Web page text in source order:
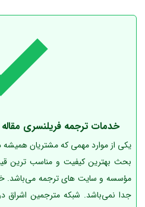
خدمات ترجمه فریلنسری
یکی از موارد مهمی که مشتریان
بحث بهترین کیفیت و مناسب ترین
مؤسسه و سایت های ترجمه می‌باشد.
جدا نمی‌باشد. شبکه مترجمین اشراق در